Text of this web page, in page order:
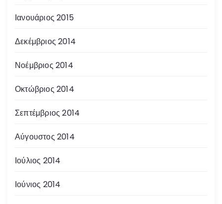
Ιανουάριος 2015
Δεκέμβριος 2014
Νοέμβριος 2014
Οκτώβριος 2014
Σεπτέμβριος 2014
Αύγουστος 2014
Ιούλιος 2014
Ιούνιος 2014